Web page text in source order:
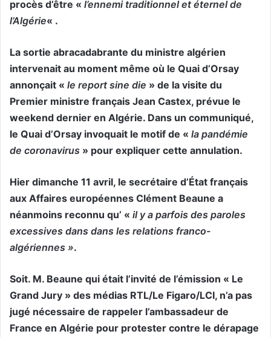
procès d’être « l’ennemi traditionnel et éternel de
l’Algérie« .
La sortie abracadabrante du ministre algérien
intervenait au moment même où le Quai d’Orsay
annonçait « le report sine die » de la visite du
Premier ministre français Jean Castex, prévue le
weekend dernier en Algérie. Dans un communiqué,
le Quai d’Orsay invoquait le motif de « la pandémie
de coronavirus » pour expliquer cette annulation.
Hier dimanche 11 avril, le secrétaire d’État français
aux Affaires européennes Clément Beaune a
néanmoins reconnu qu’ « il y a parfois des paroles
excessives dans dans les relations franco-
algériennes ».
Soit. M. Beaune qui était l’invité de l’émission « Le
Grand Jury » des médias RTL/Le Figaro/LCI, n’a pas
jugé nécessaire de rappeler l’ambassadeur de
France en Algérie pour protester contre le dérapage